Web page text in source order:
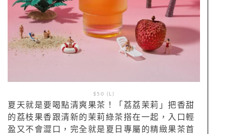
$50 (L)
夏天就是要喝點清爽果茶！「荔荔茉莉」把香甜
的荔枝果香跟清新的茉莉綠茶搭在一起，入口輕
盈又不會澀口，完全就是夏日專屬的精緻果茶首